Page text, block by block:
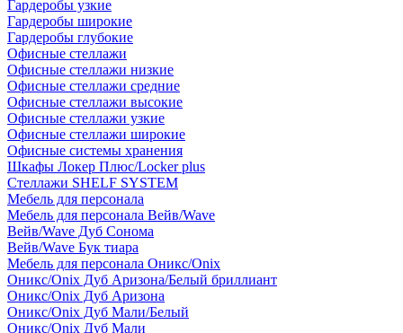
Гардеробы узкие
Гардеробы широкие
Гардеробы глубокие
Офисные стеллажи
Офисные стеллажи низкие
Офисные стеллажи средние
Офисные стеллажи высокие
Офисные стеллажи узкие
Офисные стеллажи широкие
Офисные системы хранения
Шкафы Локер Плюс/Locker plus
Стеллажи SHELF SYSTEM
Мебель для персонала
Мебель для персонала Вейв/Wave
Вейв/Wave Дуб Сонома
Вейв/Wave Бук тиара
Мебель для персонала Оникс/Onix
Оникс/Onix Дуб Аризона/Белый бриллиант
Оникс/Onix Дуб Аризона
Оникс/Onix Дуб Мали/Белый
Оникс/Onix Дуб Мали